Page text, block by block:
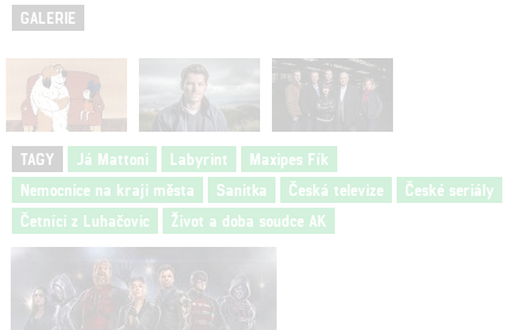
GALERIE
TAGY Já Mattoni Labyrint
Maxipes Fík
Nemocnice na kraji města
Sanitka Česká televize
České seriály
Četníci z Luhačovic
Život a doba soudce AK